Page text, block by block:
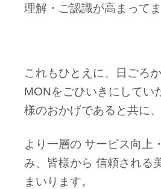
理解・ご認識が高まってま
これもひとえに、日ごろ
MONをごひいきにしてい
様のおかげであると共に、
より一層の サービス向上
み、皆様から 信頼される
まいります。